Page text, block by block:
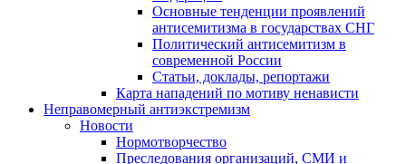
Основные тенденции проявлений
антисемитизма в государствах СНГ
Политический антисемитизм в
современной России
Статьи, доклады, репортажи
Карта нападений по мотиву ненависти
Неправомерный антиэкстремизм
Новости
Нормотворчество
Преследования организаций, СМИ и